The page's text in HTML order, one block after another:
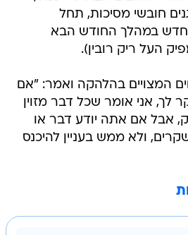
חובשי מסיכות, תחל
במהלך החודש הבא
העל ריק רובין).
המצויים בהלהקה ואמר: "אם
לך, אני אומר שכל דבר מזוין
אבל אם אתה יודע דבר או
ולא ממש בעניין להיכנס